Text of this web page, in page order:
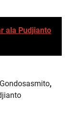
ala Pudjianto
Gondosasmito,